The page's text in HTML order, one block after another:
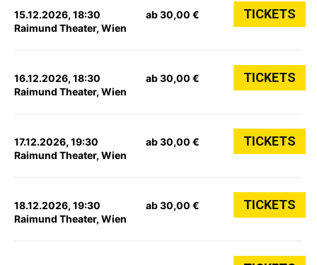
15.12.2026, 18:30
Raimund Theater, Wien
ab 30,00 € TICKETS
16.12.2026, 18:30
Raimund Theater, Wien
ab 30,00 € TICKETS
17.12.2026, 19:30
Raimund Theater, Wien
ab 30,00 € TICKETS
18.12.2026, 19:30
Raimund Theater, Wien
ab 30,00 € TICKETS